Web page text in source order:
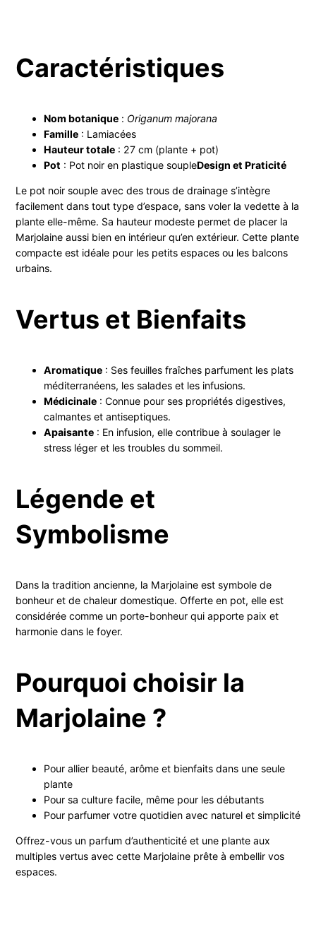
Caractéristiques
Nom botanique : Origanum majorana
Famille : Lamiacées
Hauteur totale : 27 cm (plante + pot)
Pot : Pot noir en plastique soupleDesign et Praticité
Le pot noir souple avec des trous de drainage s’intègre
facilement dans tout type d’espace, sans voler la vedette à la
plante elle-même. Sa hauteur modeste permet de placer la
Marjolaine aussi bien en intérieur qu’en extérieur. Cette plante
compacte est idéale pour les petits espaces ou les balcons
urbains.
Vertus et Bienfaits
Aromatique : Ses feuilles fraîches parfument les plats
méditerranéens, les salades et les infusions.
Médicinale : Connue pour ses propriétés digestives,
calmantes et antiseptiques.
Apaisante : En infusion, elle contribue à soulager le
stress léger et les troubles du sommeil.
Légende et
Symbolisme
Dans la tradition ancienne, la Marjolaine est symbole de
bonheur et de chaleur domestique. Offerte en pot, elle est
considérée comme un porte-bonheur qui apporte paix et
harmonie dans le foyer.
Pourquoi choisir la
Marjolaine ?
Pour allier beauté, arôme et bienfaits dans une seule
plante
Pour sa culture facile, même pour les débutants
Pour parfumer votre quotidien avec naturel et simplicité
Offrez-vous un parfum d’authenticité et une plante aux
multiples vertus avec cette Marjolaine prête à embellir vos
espaces.